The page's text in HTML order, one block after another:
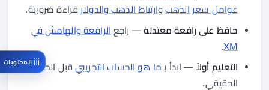
عوامل سعر الذهبوارتباط الذهب والدولار قراءة ضرورية.
حافظ على رافعة معتدلة— راجع الرافعة والهامش في
XM
.
التعليم أولاً — ابدأ بـما هو الحساب التجريبيقبل الحجم
الحقيقي.
المحتويات